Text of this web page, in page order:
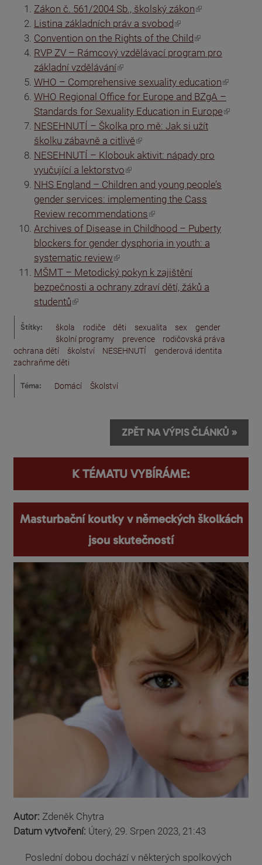
Zákon č. 561/2004 Sb., školský zákon
(odkaz je externí)
Listina základních práv a svobod
(odkaz je externí)
Convention on the Rights of the Child
(odkaz je externí)
RVP ZV – Rámcový vzdělávací program pro
základní vzdělávání
(odkaz je externí)
WHO – Comprehensive sexuality education
(odkaz je externí)
WHO Regional Office for Europe and BZgA –
Standards for Sexuality Education in Europe
(odkaz je externí)
NESEHNUTÍ – Školka pro mě: Jak si užít
školku zábavně a citlivě
(odkaz je externí)
NESEHNUTÍ – Klobouk aktivit: nápady pro
vyučující a lektorstvo
(odkaz je externí)
NHS England – Children and young people’s
gender services: implementing the Cass
Review recommendations
(odkaz je externí)
Archives of Disease in Childhood – Puberty
blockers for gender dysphoria in youth: a
systematic review
(odkaz je externí)
MŠMT – Metodický pokyn k zajištění
bezpečnosti a ochrany zdraví dětí, žáků a
studentů
(odkaz je externí)
Štítky: škola rodiče děti sexualita sex
gender
školní programy
prevence
rodičovská práva
ochrana dětí
školství NESEHNUTÍ
genderová identita
zachraňme děti
Téma: Domácí Školství
ZPĚT NA VÝPIS ČLÁNKŮ »
K TÉMATU VYBÍRÁME:
Masturbační koutky v německých školkách
jsou skutečností
Autor: Zdeněk Chytra
Datum vytvoření: Úterý, 29. Srpen 2023, 21:43
Poslední dobou dochází v některých spolkových